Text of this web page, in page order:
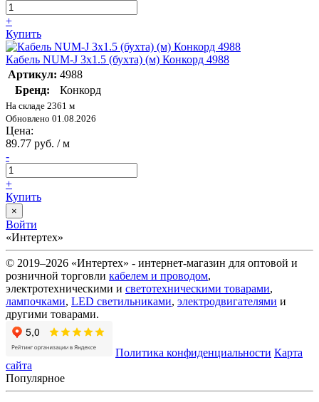
+
Купить
Кабель NUM-J 3х1.5 (бухта) (м) Конкорд 4988
Артикул: 4988
Бренд:
Конкорд
На складе 2361 м
Обновлено 01.08.2026
Цена:
89.77 руб. / м
-
+
Купить
×
Войти
«Интертех»
© 2019–2026 «Интертех» - интернет-магазин для оптовой и
розничной торговли кабелем и проводом,
электротехническими и светотехническими товарами,
лампочками, LED светильниками, электродвигателями и
другими товарами.
Политика конфиденциальности Карта
сайта
Популярное